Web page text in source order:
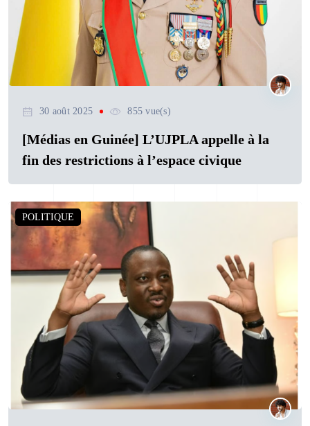
30 août 2025 855 vue(s)
[Médias en Guinée] L’UJPLA appelle à la
fin des restrictions à l’espace civique
POLITIQUE